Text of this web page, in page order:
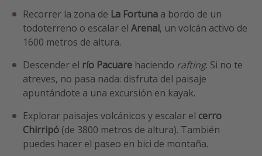
Recorrer la zona de La Fortuna a bordo de un
todoterreno o escalar el Arenal, un volcán activo de
1600 metros de altura.
Descender el río Pacuare haciendo rafting. Si no te
atreves, no pasa nada: disfruta del paisaje
apuntándote a una excursión en kayak.
Explorar paisajes volcánicos y escalar el cerro
Chirripó (de 3800 metros de altura). También
puedes hacer el paseo en bici de montaña.